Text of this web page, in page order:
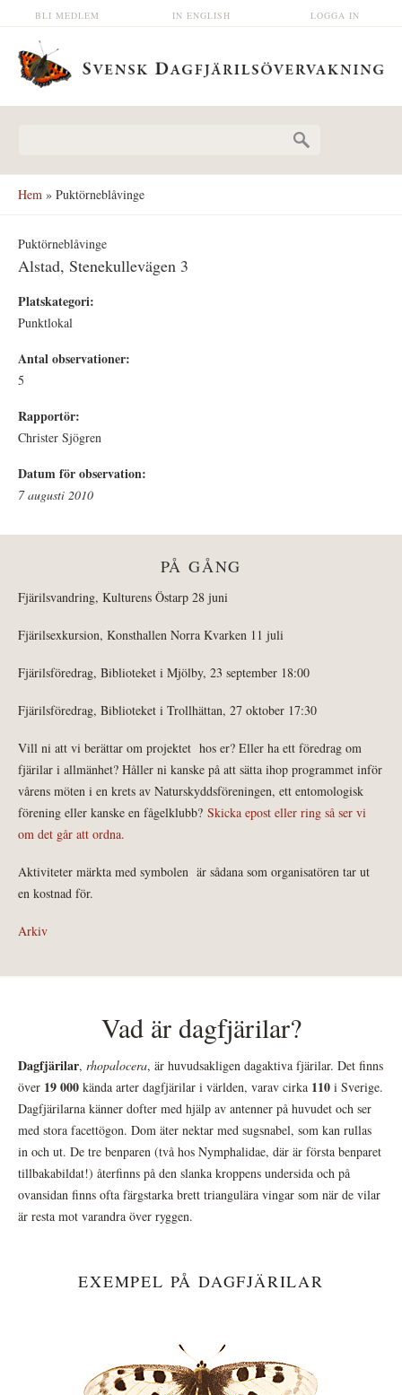
Hoppa till huvudinnehåll LOGGA IN
IN ENGLISH
BLI MEDLEM
Hem » Puktörneblåvinge
Puktörneblåvinge
Alstad, Stenekullevägen 3
Platskategori:
Punktlokal
Antal observationer:
5
Rapportör:
Christer Sjögren
Datum för observation:
7 augusti 2010
PÅ GÅNG
Fjärilsvandring, Kulturens Östarp 28 juni
Fjärilsexkursion, Konsthallen Norra Kvarken 11 juli
Fjärilsföredrag, Biblioteket i Mjölby, 23 september 18:00
Fjärilsföredrag, Biblioteket i Trollhättan, 27 oktober 17:30
Vill ni att vi berättar om projektet hos er? Eller ha ett föredrag om
fjärilar i allmänhet? Håller ni kanske på att sätta ihop programmet inför
vårens möten i en krets av Naturskyddsföreningen, ett entomologisk
förening eller kanske en fågelklubb? Skicka epost eller ring så ser vi
om det går att ordna.
Aktiviteter märkta med symbolen är sådana som organisatören tar ut
en kostnad för.
Arkiv
Vad är dagfjärilar?
Dagfjärilar, rhopalocera, är huvudsakligen dagaktiva fjärilar. Det finns
över 19 000 kända arter dagfjärilar i världen, varav cirka 110 i Sverige.
Dagfjärilarna känner dofter med hjälp av antenner på huvudet och ser
med stora facettögon. Dom äter nektar med sugsnabel, som kan rullas
in och ut. De tre benparen (två hos Nymphalidae, där är första benparet
tillbakabildat!) återfinns på den slanka kroppens undersida och på
ovansidan finns ofta färgstarka brett triangulära vingar som när de vilar
är resta mot varandra över ryggen.
EXEMPEL PÅ DAGFJÄRILAR